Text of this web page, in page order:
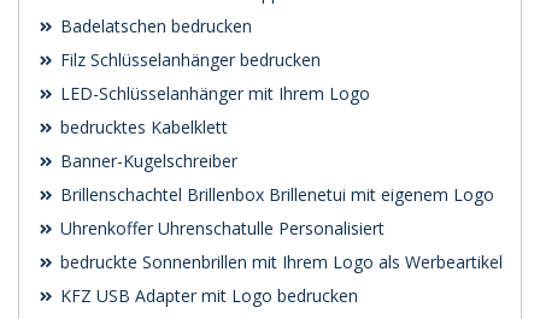
Badelatschen bedrucken
Filz Schlüsselanhänger bedrucken
LED-Schlüsselanhänger mit Ihrem Logo
bedrucktes Kabelklett
Banner-Kugelschreiber
Brillenschachtel Brillenbox Brillenetui mit eigenem Logo
Uhrenkoffer Uhrenschatulle Personalisiert
bedruckte Sonnenbrillen mit Ihrem Logo als Werbeartikel
KFZ USB Adapter mit Logo bedrucken